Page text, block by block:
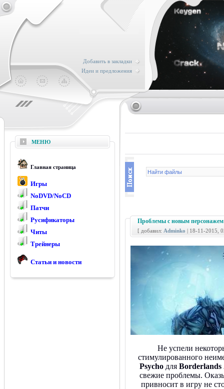
Добавить в закладки
Идеи и предложения
МЕНЮ
Главная страница
Игры
NoDVD/NoCD
Патчи
Русификаторы
Читы
Трейнеры
Статьи и новости
Проблемы с новым
[ добавил: Adminko | 18-11-2015,
Не успели
стимулированного
Psychoдля Borderlands
свежие проблемы.
привносит в игру не